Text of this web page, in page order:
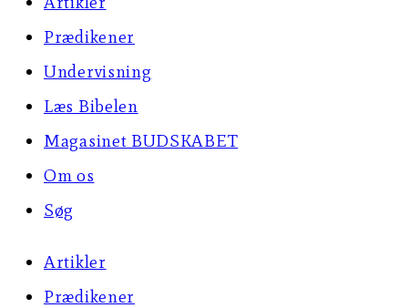
Prædikener
Undervisning
Læs Bibelen
Magasinet BUDSKABET
Om os
Søg
Artikler
Prædikener